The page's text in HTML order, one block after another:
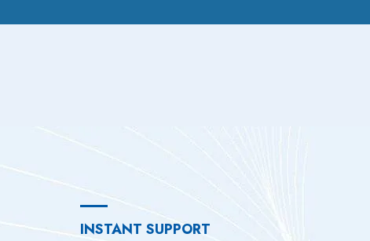
INSTANT SUPPORT